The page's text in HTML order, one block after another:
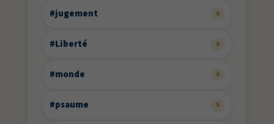
#jugement 6
#Liberté 6
#monde 6
#psaume 6